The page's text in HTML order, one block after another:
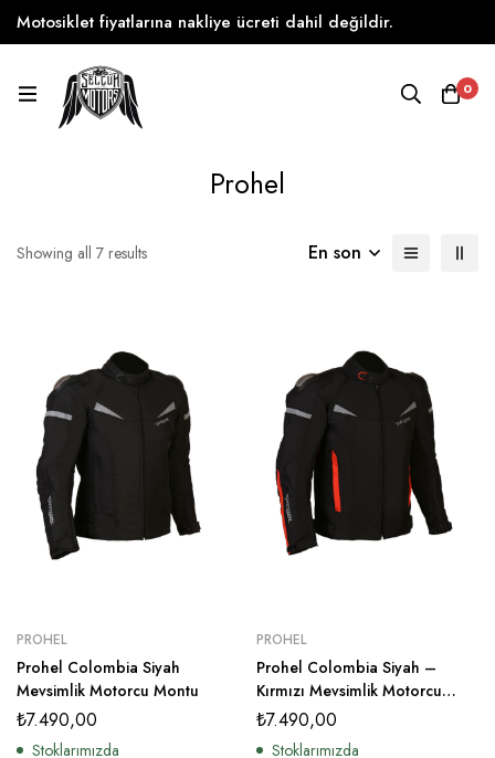
Motosiklet fiyatlarına nakliye ücreti dahil değildir.
0
Prohel
Showing all 7 results En son
PROHEL
Prohel Colombia Siyah
Mevsimlik Motorcu Montu
₺7.490,00
Stoklarımızda
PROHEL
Prohel Colombia Siyah –
Kırmızı Mevsimlik Motorcu
Montu
₺7.490,00
Stoklarımızda